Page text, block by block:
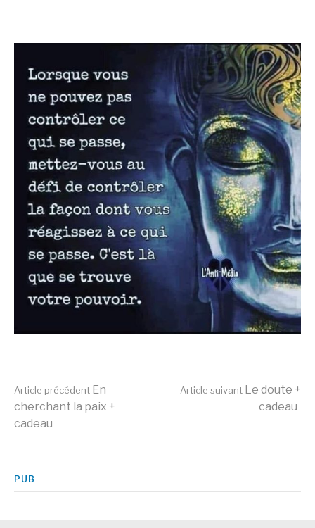
————————–
Lire
suite
Article précédent En
cherchant la paix +
cadeau
Article suivant Le doute +
cadeau
PUB